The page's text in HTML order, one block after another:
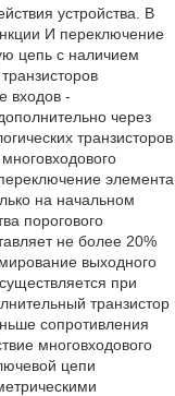
устройства. В
И переключение
цепь с наличием
входов -
через
транзисторов
элемента
на начальном
порогового
не более 20%
выходного
при
транзистор
сопротивления
многовходового
цепи